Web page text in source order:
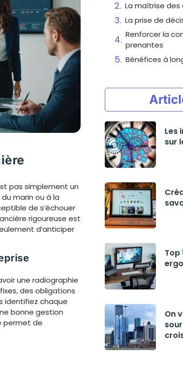
pas simplement un
marin ou à la
de s’échouer
rigoureuse est
d’anticiper
une radiographie
des obligations
identifiez chaque
bonne gestion
permet de
La maîtrise des
La prise de
Renforcer la
prenantes
Bénéfices à
Les
sur
Top
On